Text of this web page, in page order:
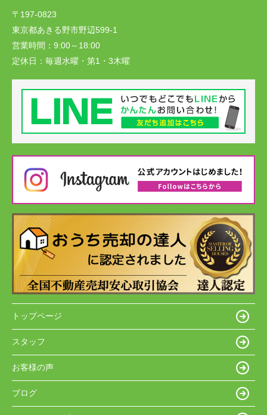
〒197-0823
東京都あきる野市野辺599-1
営業時間： 9:00～18:00
定休日： 毎週水曜・第1・3木曜
トップページ
スタッフ
お客様の声
ブログ